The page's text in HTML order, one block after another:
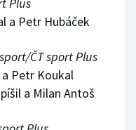
Plus
a Petr Hubáček
ČT sport Plus
Petr Koukal
a Milan Antoš